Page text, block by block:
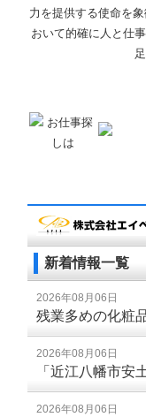
力を提供する使命を
おいて的確に人と仕